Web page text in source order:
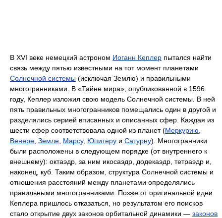
В XVI веке немецкий астроном Иоганн Кеплер пытался найти
связь между пятью известными на тот момент планетами
Солнечной системы (исключая Землю) и правильными
многогранниками. В «Тайне мира», опубликованной в 1596
году, Кеплер изложил свою модель Солнечной системы. В ней
пять правильных многогранников помещались один в другой и
разделялись серией вписанных и описанных сфер. Каждая из
шести сфер соответствовала одной из планет (Меркурию
Венере Земле Марсу, Юпитеру и Сатурну). Многогранники
были расположены в следующем порядке (от внутреннего к
внешнему): октаэдр, за ним икосаэдр, додекаэдр, тетраэдр и,
наконец, куб. Таким образом, структура Солнечной системы и
отношения расстояний между планетами определялись
правильными многогранниками. Позже от оригинальной идеи
Кеплера пришлось отказаться, но результатом его поисков
стало открытие двух законов орбитальной динамики — законов